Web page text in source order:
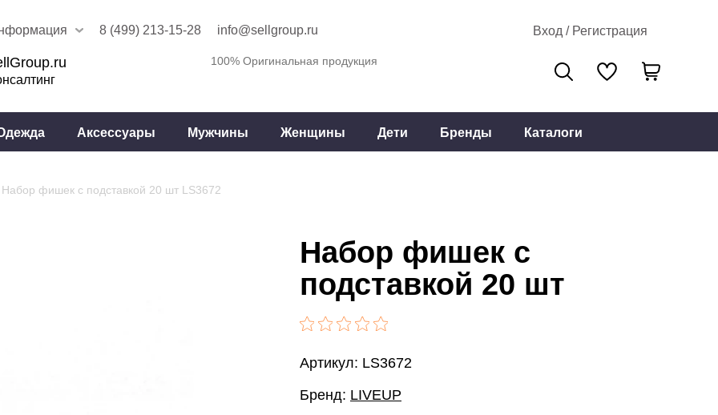
8 (499) 213-15-28 info@sellgroup.ru Вход / Регистрация
100% Оригинальная продукция
Аксессуары Мужчины Женщины Дети Бренды Каталоги
Набор фишек с подставкой 20 шт LS3672
Набор фишек с
подставкой 20 шт
Артикул: LS3672
Бренд: LIVEUP